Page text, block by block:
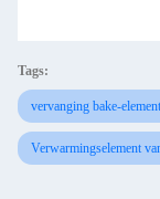
Tags:
vervanging bake-element
Verwarmingselement